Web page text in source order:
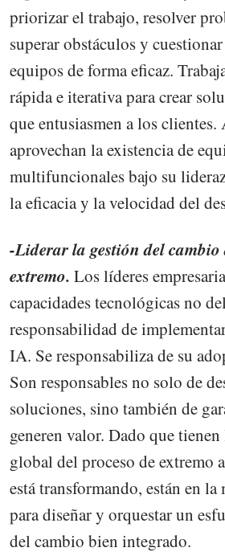
priorizar el trabajo, resolver
superar obstáculos y
equipos de forma eficaz.
rápida e iterativa para crear
que entusiasmen a los clientes.
aprovechan la existencia de
multifuncionales bajo su
la eficacia y la velocidad del
-Liderar la gestión del cambio
extremo. Los líderes
capacidades tecnológicas no
responsabilidad de
IA. Se responsabiliza de su
Son responsables no solo de
soluciones, sino también de
generen valor. Dado que
global del proceso de extremo
está transformando, están en
para diseñar y orquestar un
del cambio bien integrado.